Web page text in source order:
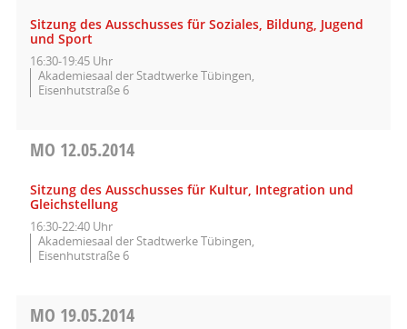
Sitzung des Ausschusses für Soziales, Bildung, Jugend
und Sport
16:30-19:45 Uhr
Akademiesaal der Stadtwerke Tübingen,
Eisenhutstraße 6
MO 12.05.2014
Sitzung des Ausschusses für Kultur, Integration und
Gleichstellung
16:30-22:40 Uhr
Akademiesaal der Stadtwerke Tübingen,
Eisenhutstraße 6
MO 19.05.2014